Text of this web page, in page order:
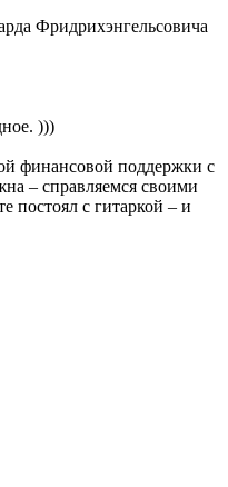
Фридрихэнгельсовича
)))
финансовой поддержки с
– справляемся своими
постоял с гитаркой – и